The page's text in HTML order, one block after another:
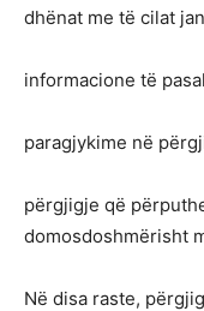
dhënat me të cilat
informacione të
paragjykime në
përgjigje që
domosdoshmërisht
Në disa raste,